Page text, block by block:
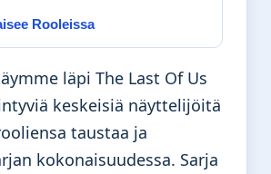
Rooleissa
läpi The Last Of Us
keskeisiä näyttelijöitä
taustaa ja
kokonaisuudessa. Sarja